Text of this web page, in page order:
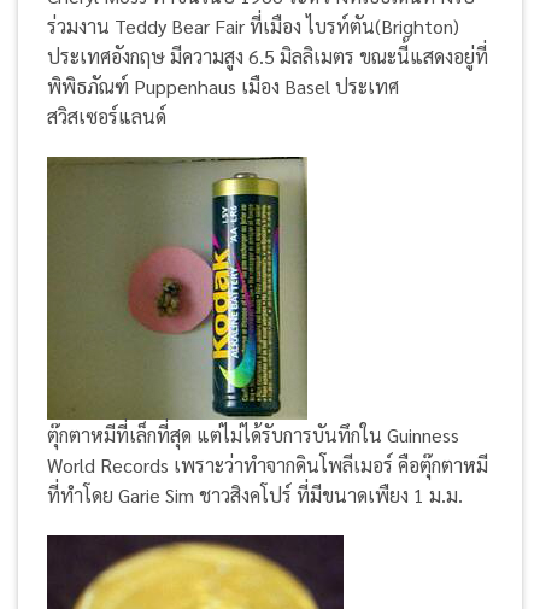
ร่วมงาน Teddy Bear Fair ที่เมือง ไบรท์ตัน(Brighton)
ประเทศอังกฤษ มีความสูง 6.5 มิลลิเมตร ขณะนี้แสดงอยู่ที่
พิพิธภัณฑ์ Puppenhaus เมือง Basel ประเทศ
สวิสเซอร์แลนด์
ตุ๊กตาหมีที่เล็กที่สุด แต่ไม่ได้รับการบันทึกใน Guinness
World Records เพราะว่าทำจากดินโพลีเมอร์ คือตุ๊กตาหมี
ที่ทำโดย Garie Sim ชาวสิงคโปร์ ที่มีขนาดเพืยง 1 ม.ม.